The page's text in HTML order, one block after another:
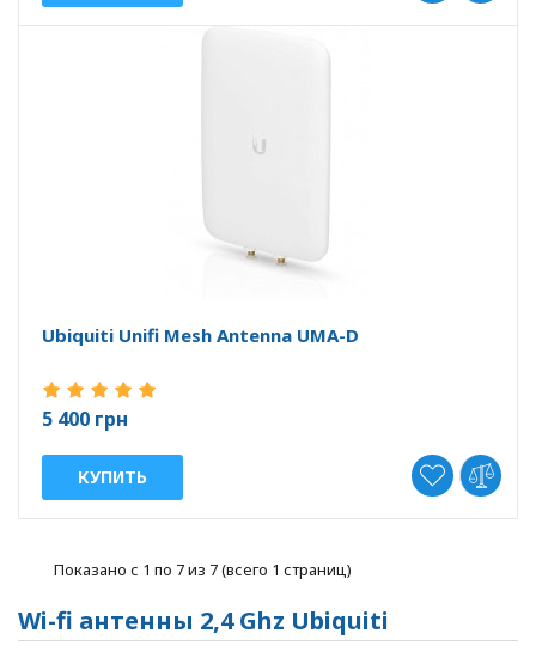
Ubiquiti Unifi Mesh Antenna UMA-D
5 400 грн
КУПИТЬ
Показано с 1 по 7 из 7 (всего 1 страниц)
Wi-fi антенны 2,4 Ghz Ubiquiti